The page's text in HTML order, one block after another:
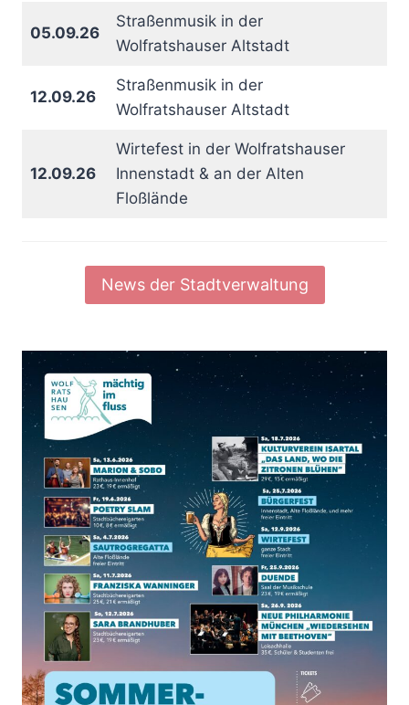
05.09.26
Straßenmusik in der
Wolfratshauser Altstadt
12.09.26
Straßenmusik in der
Wolfratshauser Altstadt
12.09.26
Wirtefest in der Wolfratshauser
Innenstadt & an der Alten
Floßlände
News der Stadtverwaltung